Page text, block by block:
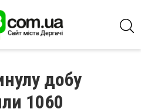
добу
1060